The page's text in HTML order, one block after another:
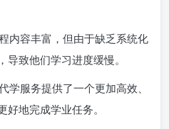
内容丰富，但由于缺乏系统化
致他们学习进度缓慢。
学服务提供了一个更加高效、
地完成学业任务。